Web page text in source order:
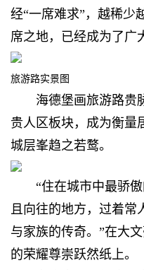
经“一席难求”，越稀少
席之地，已经成为了广
旅游路实景图
海德堡画旅游路贵
贵人区板块，成为衡量
城层峯趋之若鹜。
“住在城市中最骄
且向往的地方，过着常
与家族的传奇。”在大
的荣耀尊崇跃然纸上。